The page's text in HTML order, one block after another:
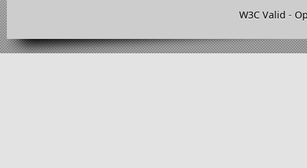
W3C Valid -